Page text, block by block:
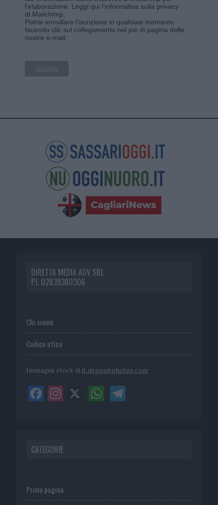
l'elaborazione. Leggi qui l'informativa sulla privacy
di Mailchimp.
Potrai annullare l'iscrizione in qualsiasi momento
facendo clic sul collegamento nel piè di pagina delle
nostre e-mail.
DIRETTA MEDIA ADV SRL
P.I. 02839380306
Chi siamo
Codice etico
Immagini stock di it.depositphotos.com
CATEGORIE
Prima pagina